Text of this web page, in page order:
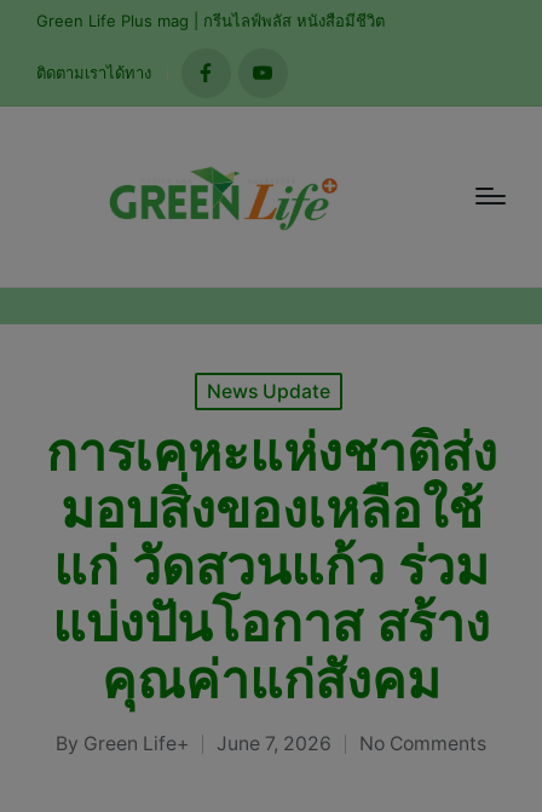
Green Life Plus mag | กรีนไลฟ์พลัส หนังสือมีชีวิต
ติดตามเราได้ทาง
facebookyoutube
Posted
News Update
การเคหะแห่งชาติส่ง
มอบสิ่งของเหลือใช้
แก่ วัดสวนแก้ว ร่วม
แบ่งปันโอกาส สร้าง
คุณค่าแก่สังคม
Posted
By Green Life+ June 7, 2026 No Comments
modal-check